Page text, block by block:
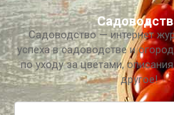
Перейти
к
контентуСадоводство — интернет
успеха в садоводстве и
по уходу за цветами,
другое!
Поиск: